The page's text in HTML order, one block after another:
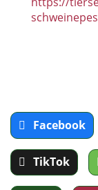
Facebook
TikTok